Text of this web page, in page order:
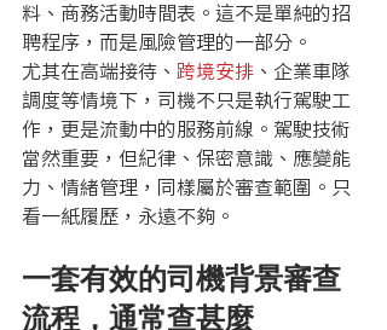
料、商務活動時間表。這不是單純的招
聘程序，而是風險管理的一部分。
尤其在高端接待、 跨境安排 、企業車隊
調度等情境下，司機不只是執行駕駛工
作，更是流動中的服務前線。駕駛技術
當然重要，但紀律、保密意識、應變能
力、情緒管理，同樣屬於審查範圍。只
看一紙履歷，永遠不夠。
一套有效的司機背景審查
流程，通常查甚麼